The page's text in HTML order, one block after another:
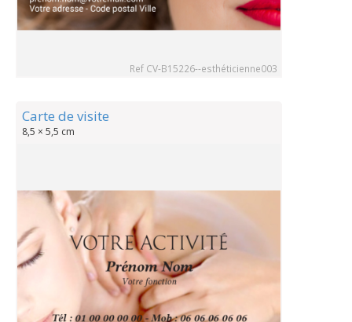
Ref CV-B15226--esthéticienne003
Carte de visite
8,5 × 5,5 cm